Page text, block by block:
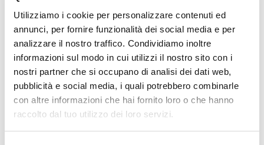
Utilizziamo i cookie per personalizzare contenuti ed
annunci, per fornire funzionalità dei social media e per
analizzare il nostro traffico. Condividiamo inoltre
informazioni sul modo in cui utilizzi il nostro sito con i
nostri partner che si occupano di analisi dei dati web,
pubblicità e social media, i quali potrebbero combinarle
con altre informazioni che hai fornito loro o che hanno
raccolto dal tuo utilizzo dei loro servizi.
ALLENATI CON ME!